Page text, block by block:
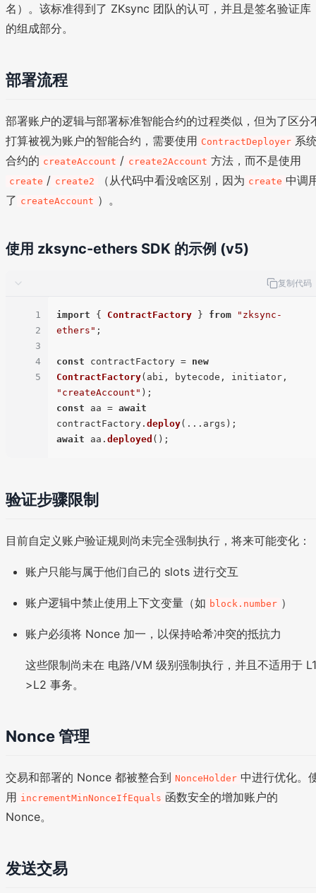
名）。该标准得到了 ZKsync 团队的认可，并且是签名验证库
的组成部分。
部署流程
部署账户的逻辑与部署标准智能合约的过程类似，但为了区分
打算被视为账户的智能合约，需要使用 ContractDeployer 系
合约的 createAccount / create2Account 方法，而不是使用
create / create2 （从代码中看没啥区别，因为 create 中调
了 createAccount ）。
使用 zksync-ethers SDK 的示例 (v5)
复制代码
1
2
3
4
5
import { ContractFactory } from
"zksync-
ethers" ;
const contractFactory = new
ContractFactory
"createAccount"
const aa = await
contractFactory. deploy
await aa. deployed
验证步骤限制
目前自定义账户验证规则尚未完全强制执行，将来可能变化：
账户只能与属于他们自己的 slots 进行交互
账户逻辑中禁止使用上下文变量（如 block.number ）
账户必须将 Nonce 加一，以保持哈希冲突的抵抗力
这些限制尚未在 电路/VM 级别强制执行，并且不适用于
>L2 事务。
Nonce 管理
交易和部署的 Nonce 都被整合到 NonceHolder 中进行优化。
用 incrementMinNonceIfEquals 函数安全的增加账户的
Nonce。
发送交易